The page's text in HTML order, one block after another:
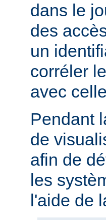
dans le
des
un
corréler
avec
Pendant
de
afin de
les
l'aide de